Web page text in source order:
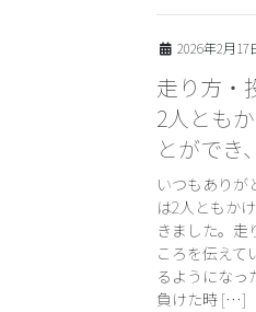
2026年2月17
走り方・
2人とも
とができ
いつもありが
は2人ともか
きました。走
ころを伝えて
るようになっ
負けた時 […]